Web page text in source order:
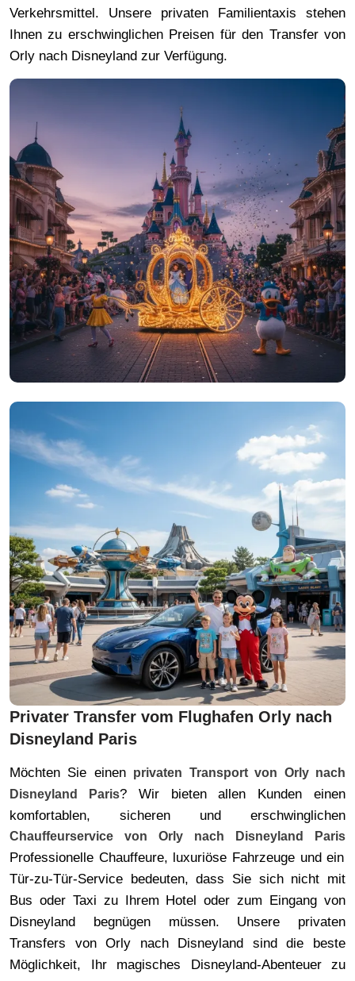
Verkehrsmittel. Unsere privaten Familientaxis stehen
Ihnen zu erschwinglichen Preisen für den Transfer von
Orly nach Disneyland zur Verfügung.
Privater Transfer vom Flughafen Orly nach
Disneyland Paris
Möchten Sie einen privaten Transport von Orly nach
Disneyland Paris? Wir bieten allen Kunden einen
komfortablen, sicheren und erschwinglichen
Chauffeurservice von Orly nach Disneyland Paris
Professionelle Chauffeure, luxuriöse Fahrzeuge und ein
Tür-zu-Tür-Service bedeuten, dass Sie sich nicht mit
Bus oder Taxi zu Ihrem Hotel oder zum Eingang von
Disneyland begnügen müssen. Unsere privaten
Transfers von Orly nach Disneyland sind die beste
Möglichkeit, Ihr magisches Disneyland-Abenteuer zu